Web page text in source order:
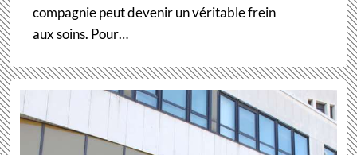
compagnie peut devenir un véritable frein
aux soins. Pour…